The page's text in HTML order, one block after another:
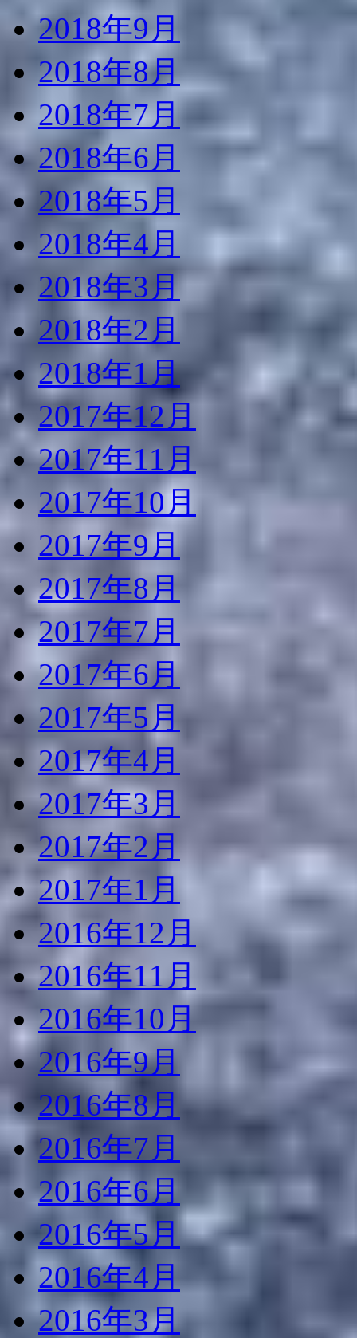
2018年9月
2018年8月
2018年7月
2018年6月
2018年5月
2018年4月
2018年3月
2018年2月
2018年1月
2017年12月
2017年11月
2017年10月
2017年9月
2017年8月
2017年7月
2017年6月
2017年5月
2017年4月
2017年3月
2017年2月
2017年1月
2016年12月
2016年11月
2016年10月
2016年9月
2016年8月
2016年7月
2016年6月
2016年5月
2016年4月
2016年3月